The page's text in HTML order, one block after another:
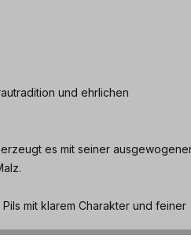
und ehrlichen
es mit seiner
mit klarem Charakter und feiner